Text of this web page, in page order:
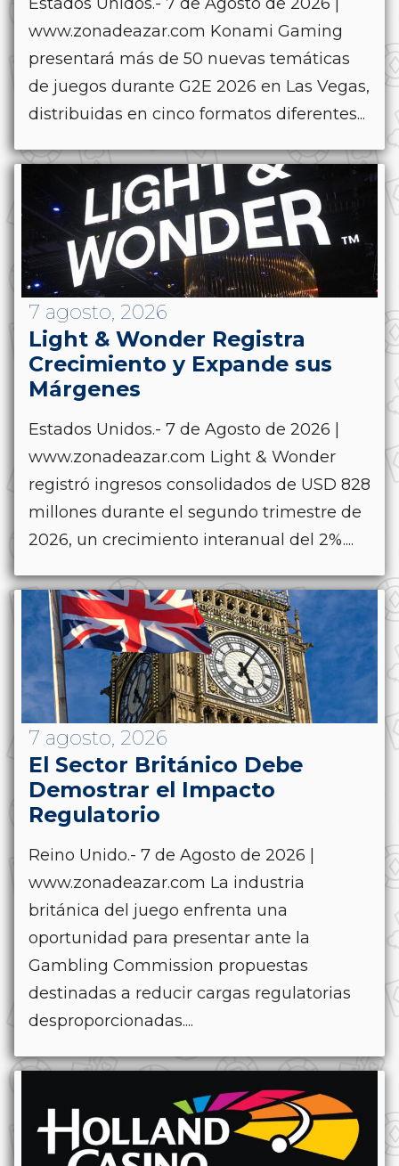
www.zonadeazar.com Konami Gaming
presentará más de 50 nuevas temáticas
de juegos durante G2E 2026 en Las Vegas,
distribuidas en cinco formatos diferentes...
7 agosto, 2026
Light & Wonder Registra
Crecimiento y Expande sus
Márgenes
Estados Unidos.- 7 de Agosto de 2026 |
www.zonadeazar.com Light & Wonder
registró ingresos consolidados de USD 828
millones durante el segundo trimestre de
2026, un crecimiento interanual del 2%....
7 agosto, 2026
El Sector Británico Debe
Demostrar el Impacto
Regulatorio
Reino Unido.- 7 de Agosto de 2026 |
www.zonadeazar.com La industria
británica del juego enfrenta una
oportunidad para presentar ante la
Gambling Commission propuestas
destinadas a reducir cargas regulatorias
desproporcionadas....